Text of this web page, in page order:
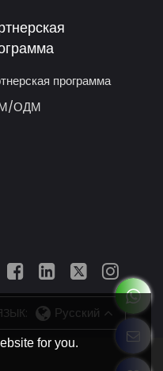
программа
ОДМ
Русский
for you.